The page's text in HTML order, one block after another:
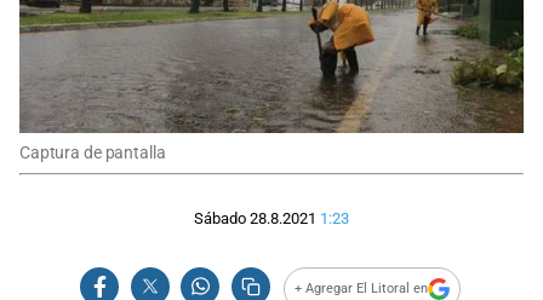
Captura de pantalla
Sábado 28.8.2021 1:23
+ Agregar El Litoral en